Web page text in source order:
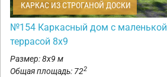
КАРКАС ИЗ СТРОГАНОЙ ДОСКИ
№154 Каркасный дом с маленькой
террасой 8х9
Размер: 8х9 м
Общая площадь: 722